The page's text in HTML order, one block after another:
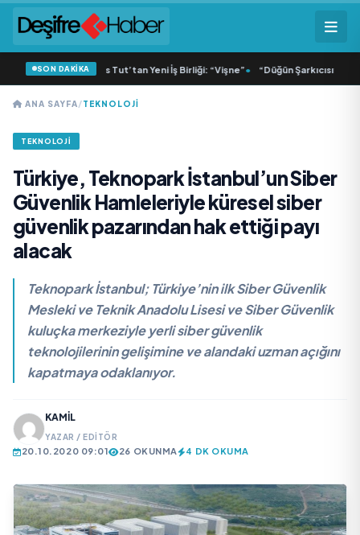
SON DAKİKA
ve Dolu Kadehi Ters Tut’tan Yeni İş Birliği: “Vişne”• “Düğün Şarkıcısı”
ANA SAYFA/TEKNOLOJI
TEKNOLOJI
Türkiye, Teknopark İstanbul’un Siber
Güvenlik Hamleleriyle küresel siber
güvenlik pazarından hak ettiği payı
alacak
Teknopark İstanbul; Türkiye’nin ilk Siber Güvenlik
Mesleki ve Teknik Anadolu Lisesi ve Siber Güvenlik
kuluçka merkeziyle yerli siber güvenlik
teknolojilerinin gelişimine ve alandaki uzman açığını
kapatmaya odaklanıyor.
KAMIL
YAZAR / EDITÖR
20.10.2020 09:01 26 OKUNMA 4 DK OKUMA